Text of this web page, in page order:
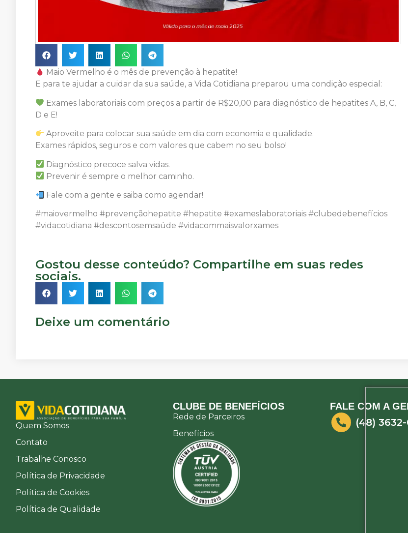
Maio Vermelho é o mês de prevenção à hepatite!
E para te ajudar a cuidar da sua saúde, a Vida Cotidiana preparou uma condição especial:
Exames laboratoriais com preços a partir de R$20,00 para diagnóstico de hepatites A, B, C,
D e E!
Aproveite para colocar sua saúde em dia com economia e qualidade.
Exames rápidos, seguros e com valores que cabem no seu bolso!
Diagnóstico precoce salva vidas.
Prevenir é sempre o melhor caminho.
Fale com a gente e saiba como agendar!
#maiovermelho #prevençãohepatite #hepatite #exameslaboratoriais #clubedebenefícios
#vidacotidiana #descontosemsaúde #vidacommaisvalorxames
Gostou desse conteúdo? Compartilhe em suas redes
sociais.
Deixe um comentário
Quem Somos
Contato
Trabalhe Conosco
Política de Privacidade
Política de Cookies
Política de Qualidade
CLUBE DE BENEFÍCIOS
Rede de Parceiros
Benefícios
FALE COM A
(48)